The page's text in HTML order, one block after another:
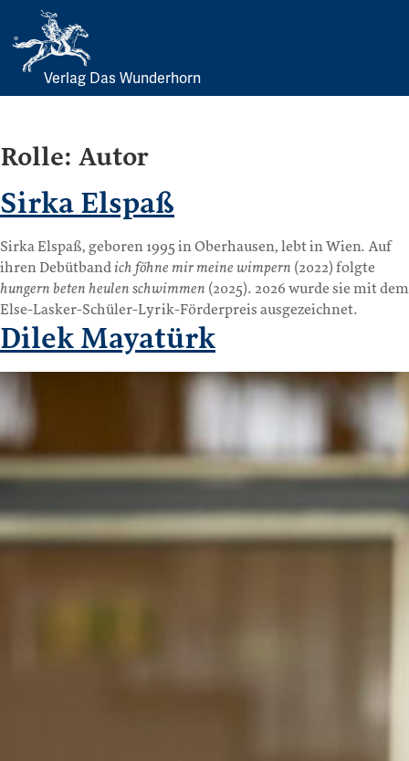
Skip
Verlag Das Wunderhorn
Rolle: Autor
Sirka Elspaß
Sirka Elspaß, geboren 1995 in Oberhausen, lebt in Wien. Auf
ihren Debütbandich föhne mir meine wimpern (2022) folgte
hungern beten heulen schwimmen (2025). 2026 wurde sie mit dem
Else-Lasker-Schüler-Lyrik-Förderpreis ausgezeichnet.
Dilek Mayatürk